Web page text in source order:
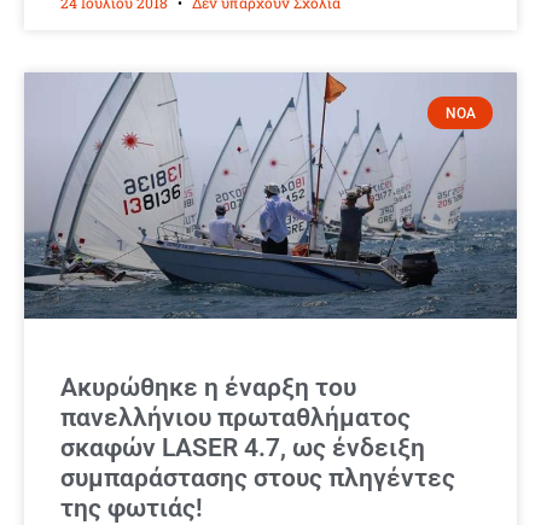
ΝΟΑ
Ακυρώθηκε η έναρξη του
πανελλήνιου πρωταθλήματος
σκαφών LASER 4.7, ως ένδειξη
συμπαράστασης στους πληγέντες
της φωτιάς!